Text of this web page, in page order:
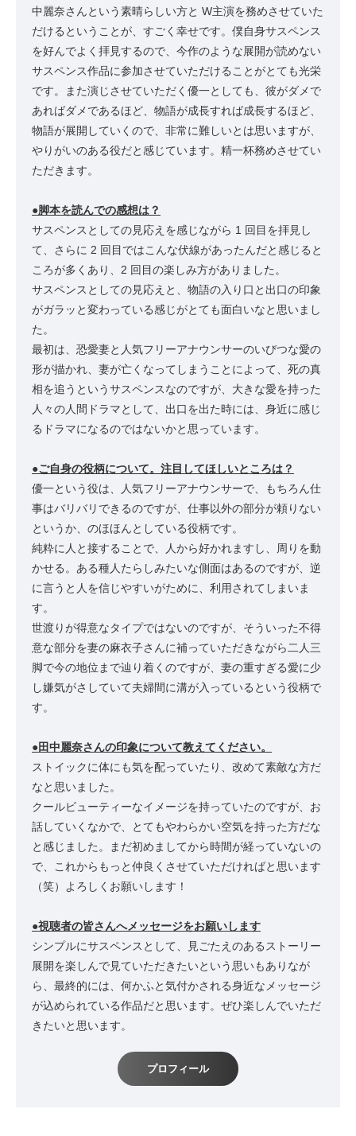
中麗奈さんという素晴らしい方と W主演を務めさせていた
だけるということが、すごく幸せです。僕自身サスペンス
を好んでよく拝見するので、今作のような展開が読めない
サスペンス作品に参加させていただけることがとても光栄
です。また演じさせていただく優一としても、彼がダメで
あればダメであるほど、物語が成長すれば成長するほど、
物語が展開していくので、非常に難しいとは思いますが、
やりがいのある役だと感じています。精一杯務めさせてい
ただきます。
●脚本を読んでの感想は？
サスペンスとしての見応えを感じながら 1 回目を拝見し
て、さらに 2 回目ではこんな伏線があったんだと感じると
ころが多くあり、2 回目の楽しみ方がありました。
サスペンスとしての見応えと、物語の入り口と出口の印象
がガラッと変わっている感じがとても面白いなと思いまし
た。
最初は、恐愛妻と人気フリーアナウンサーのいびつな愛の
形が描かれ、妻が亡くなってしまうことによって、死の真
相を追うというサスペンスなのですが、大きな愛を持った
人々の人間ドラマとして、出口を出た時には、身近に感じ
るドラマになるのではないかと思っています。
●ご自身の役柄について。注目してほしいところは？
優一という役は、人気フリーアナウンサーで、もちろん仕
事はバリバリできるのですが、仕事以外の部分が頼りない
というか、のほほんとしている役柄です。
純粋に人と接することで、人から好かれますし、周りを動
かせる。ある種人たらしみたいな側面はあるのですが、逆
に言うと人を信じやすいがために、利用されてしまいま
す。
世渡りが得意なタイプではないのですが、そういった不得
意な部分を妻の麻衣子さんに補っていただきながら二人三
脚で今の地位まで辿り着くのですが、妻の重すぎる愛に少
し嫌気がさしていて夫婦間に溝が入っているという役柄で
す。
●田中麗奈さんの印象について教えてください。
ストイックに体にも気を配っていたり、改めて素敵な方だ
なと思いました。
クールビューティーなイメージを持っていたのですが、お
話していくなかで、とてもやわらかい空気を持った方だな
と感じました。まだ初めましてから時間が経っていないの
で、これからもっと仲良くさせていただければと思います
（笑）よろしくお願いします！
●視聴者の皆さんへメッセージをお願いします
シンプルにサスペンスとして、見ごたえのあるストーリー
展開を楽しんで見ていただきたいという思いもありなが
ら、最終的には、何かふと気付かされる身近なメッセージ
が込められている作品だと思います。ぜひ楽しんでいただ
きたいと思います。
プロフィール